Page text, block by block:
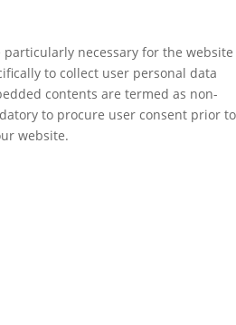
necessary for the website
to collect user personal data
contents are termed as non-
to procure user consent prior to
website.